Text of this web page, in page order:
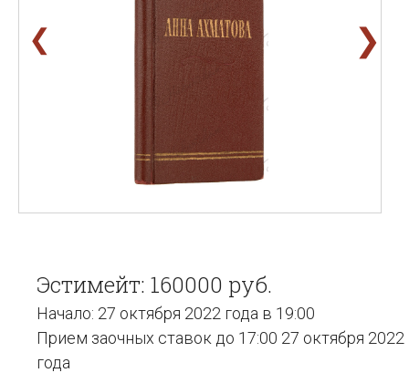
❮ ❯
Эстимейт: 160000 руб.
Начало: 27 октября 2022 года в 19:00
Прием заочных ставок до 17:00 27 октября 2022
года